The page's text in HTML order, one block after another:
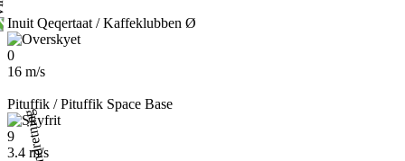
Inuit Qeqertaat / Kaffeklubben Ø
0
16 m/s
Pituffik / Pituffik Space Base
9
3.4 m/s